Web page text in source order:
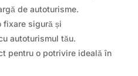
de autoturisme.
fixare sigură și
autoturismul tău.
pentru o potrivire ideală în